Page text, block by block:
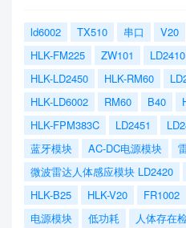
ld6002 TX510 串口 V20
HLK-FM225
ZW101 LD2410
HLK-LD2450
HLK-RM60
HLK-LD6002
RM60 B40
HLK-FPM383C
LD2451
蓝牙模块
AC-DC电源模块
微波雷达人体感应模块 LD2420
HLK-B25
HLK-V20 FR1002
电源模块
低功耗 人体存在